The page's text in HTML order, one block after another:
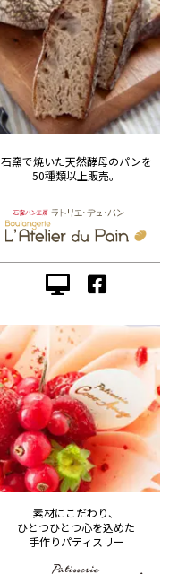
石窯で焼いた天然酵母のパンを
50種類以上販売。
素材にこだわり、
ひとつひとつ心を込めた
手作りパティスリー